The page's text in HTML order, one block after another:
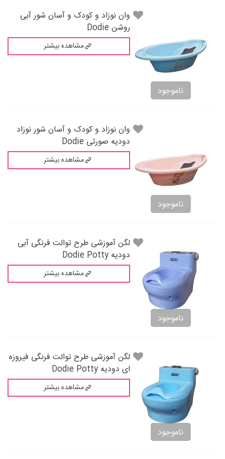
ناموجود
وان نوزاد و کودک و آسان شور آبی
روشن Dodie
مشاهده بیشتر
ناموجود
وان نوزاد و کودک و آسان شور نوزاد
دودیه صورتی Dodie
مشاهده بیشتر
ناموجود
لگن آموزشی طرح توالت فرنگی آبی
دودیه Dodie Potty
مشاهده بیشتر
ناموجود
لگن آموزشی طرح توالت فرنگی فیروزه
ای دودیه Dodie Potty
مشاهده بیشتر